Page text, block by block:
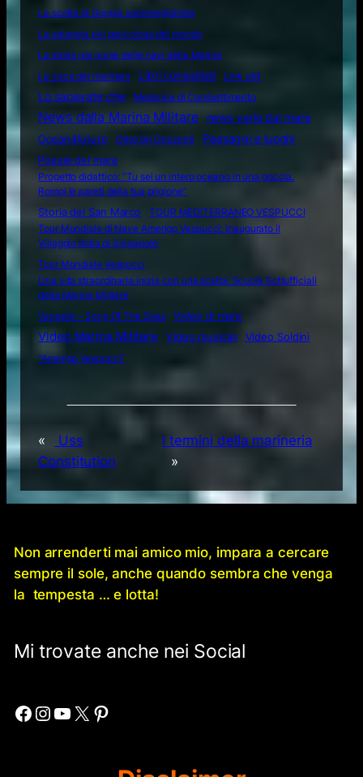
La scelta di Giorgia sommergibilista
La spiaggia più pericolosa del mondo
La storia nel nome delle navi della Marina
La voce del marinaio
Libri consigliati Link utili
Lo sapevate che Medicina di Combattimento
News dalla Marina Militare
news varie dal mare
Ocean4future
Oltre Gli Orizzonti
Paesaggi e luoghi
Poesie del mare
Progetto didattico: “Tu sei un intero oceano in una goccia.
Rompi le pareti della tua prigione”
Storia del San Marco
TOUR MEDITERRANEO VESPUCCI
Tour Mondiale di Nave Amerigo Vespucci: inaugurato il
Villaggio Italia di Singapore
Tour Mondiale Vespucci
Una vita straordinaria inizia con una scelta: Scuola Sottufficiali
della Marina Militare
Vangelis – Song Of The Seas
Video di mare
Video Marina Militare Video musicali
Video Soldini
“Amerigo Vespucci”
«
Uss
Constitution
I termini della marineria
»
Non arrenderti mai amico mio, impara a cercare
sempre il sole, anche quando sembra che venga
la tempesta … e lotta!
Mi trovate anche nei Social
Facebook Instagram YouTube X Pinterest